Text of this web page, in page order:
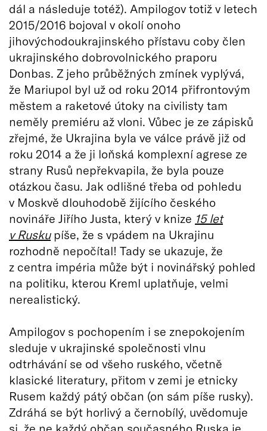
dál a následuje totéž). Ampilogov totiž v letech
2015/2016 bojoval v okolí onoho
jihovýchodoukrajinského přístavu coby člen
ukrajinského dobrovolnického praporu
Donbas. Z jeho průběžných zmínek vyplývá,
že Mariupol byl už od roku 2014 přifrontovým
městem a raketové útoky na civilisty tam
neměly premiéru až vloni. Vůbec je ze zápisků
zřejmé, že Ukrajina byla ve válce právě již od
roku 2014 a že ji loňská komplexní agrese ze
strany Rusů nepřekvapila, že byla pouze
otázkou času. Jak odlišné třeba od pohledu
v Moskvě dlouhodobě žijícího českého
novináře Jiřího Justa, který v knize 15 let
v Ruskupíše, že s vpádem na Ukrajinu
rozhodně nepočítal! Tady se ukazuje, že
z centra impéria může být i novinářský pohled
na politiku, kterou Kreml uplatňuje, velmi
nerealistický.
Ampilogov s pochopením i se znepokojením
sleduje v ukrajinské společnosti vlnu
odtrhávání se od všeho ruského, včetně
klasické literatury, přitom v zemi je etnicky
Rusem každý pátý občan (on sám píše rusky).
Zdráhá se být horlivý a černobílý, uvědomuje
si, že ne každý občan současného Ruska je